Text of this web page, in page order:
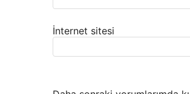
İnternet sitesi